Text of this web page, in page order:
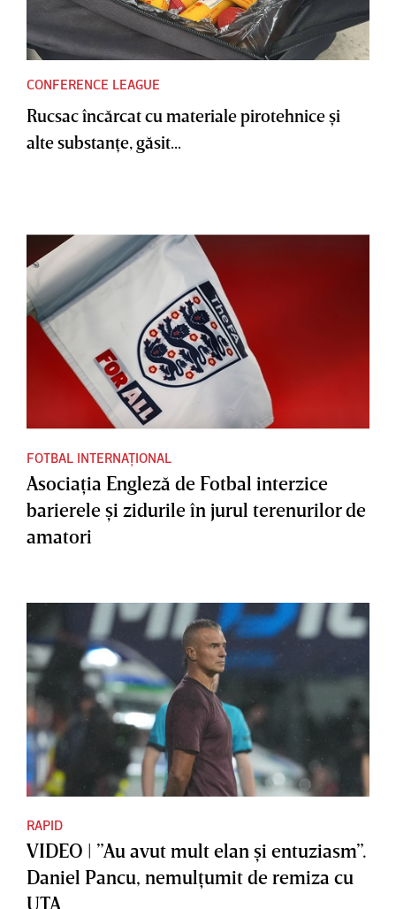
CONFERENCE LEAGUE
Rucsac încărcat cu materiale pirotehnice şi
alte substanţe, găsit...
FOTBAL INTERNAȚIONAL
Asociaţia Engleză de Fotbal interzice
barierele şi zidurile în jurul terenurilor de
amatori
RAPID
VIDEO | ”Au avut mult elan şi entuziasm”.
Daniel Pancu, nemulţumit de remiza cu
UTA